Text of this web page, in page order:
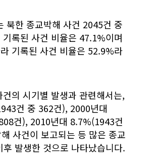
북한 종교박해 사건 2045건 중
록된 사건 비율은 47.1%이며
기록된 사건 비율은 52.9%라
의 시기별 발생과 관련해서는,
건 중 362건), 2000년대
건), 2010년대 8.7%(1943건
사건이 보고되는 등 많은 종교
발생한 것으로 나타났습니다.